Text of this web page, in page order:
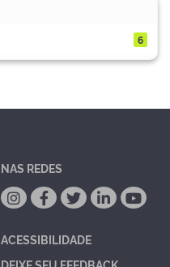
6
NAS REDES
ACESSIBILIDADE